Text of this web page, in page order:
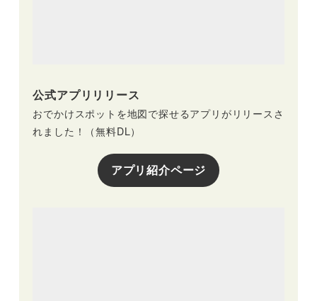
公式アプリリリース
おでかけスポットを地図で探せるアプリがリリースさ
れました！（無料DL）
アプリ紹介ページ